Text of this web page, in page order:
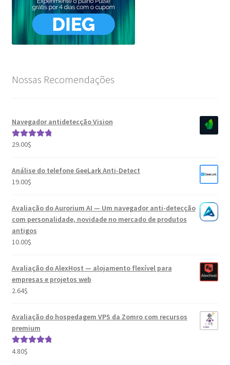
Nossas Recomendações
Navegador antidetecção Vision
Avaliação
29.00$
Análise do telefone GeeLark Anti-Detect
19.00$
Avaliação do Aurorium AI — Um navegador anti-detecção
com personalidade, novidade no mercado de produtos
antigos
10.00$
Avaliação do AlexHost — alojamento flexível para
empresas e projetos web
2.64$
Avaliação do hospedagem VPS da Zomro com recursos
premium
Avaliação
4.80$